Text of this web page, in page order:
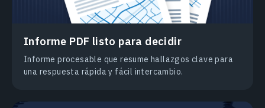
Informe PDF listo para decidir
Informe procesable que resume hallazgos clave para
una respuesta rápida y fácil intercambio.